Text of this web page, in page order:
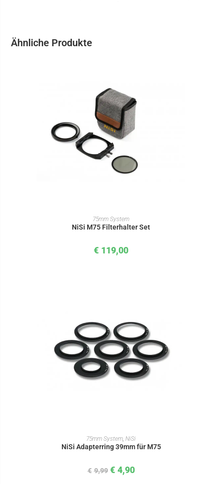
Ähnliche Produkte
IN DEN WARENKORB
75mm System
NiSi M75 Filterhalter Set
€ 119,00
IN DEN WARENKORB
75mm System, NiSi
NiSi Adapterring 39mm für M75
€ 9,99 € 4,90